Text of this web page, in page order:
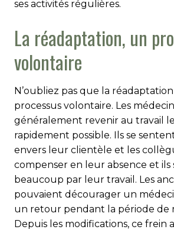
ses activités régulières.
La réadaptation, un
volontaire
N’oubliez pas que la
processus volontaire. Les
généralement revenir au travail
rapidement possible. Ils se
envers leur clientèle et les
compenser en leur absence et ils
beaucoup par leur travail. Les
pouvaient décourager un
un retour pendant la période de
Depuis les modifications, ce frein